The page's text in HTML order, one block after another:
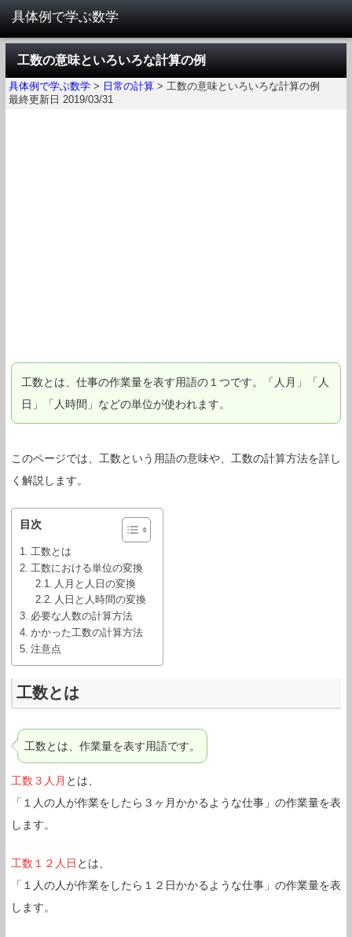
工数の意味といろいろな計算の例
具体例で学ぶ数学 > 日常の計算 > 工数の意味といろいろな計算の例
最終更新日 2019/03/31
工数とは、仕事の作業量を表す用語の１つです。「人月」「人
日」「人時間」などの単位が使われます。
このページでは、工数という用語の意味や、工数の計算方法を詳し
く解説します。
目次
工数とは
工数における単位の変換
人月と人日の変換
人日と人時間の変換
必要な人数の計算方法
かかった工数の計算方法
注意点
工数とは
工数とは、作業量を表す用語です。
工数３人月 とは、
「１人の人が作業をしたら３ヶ月かかるような仕事」の作業量を表
します。
工数１２人日 とは、
「１人の人が作業をしたら１２日かかるような仕事」の作業量を表
します。